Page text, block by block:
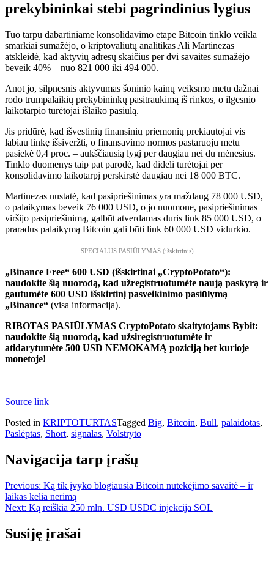
prekybininkai stebi pagrindinius lygius
Tuo tarpu dabartiniame konsolidavimo etape Bitcoin tinklo veikla
smarkiai sumažėjo, o kriptovaliutų analitikas Ali Martinezas
atskleidė, kad aktyvių adresų skaičius per dvi savaites sumažėjo
beveik 40% – nuo ​​821 000 iki 494 000.
Anot jo, silpnesnis aktyvumas šoninio kainų veiksmo metu dažnai
rodo trumpalaikių prekybininkų pasitraukimą iš rinkos, o ilgesnio
laikotarpio turėtojai išlaiko pasiūlą.
Jis pridūrė, kad išvestinių finansinių priemonių prekiautojai vis
labiau linkę išsiveržti, o finansavimo normos pastaruoju metu
pasiekė 0,4 proc. – aukščiausią lygį per daugiau nei du mėnesius.
Tinklo duomenys taip pat parodė, kad dideli turėtojai per
konsolidavimo laikotarpį perskirstė daugiau nei 18 000 BTC.
Martinezas nustatė, kad pasipriešinimas yra maždaug 78 000 USD,
o palaikymas beveik 76 000 USD, o jo nuomone, pasipriešinimas
viršijo pasipriešinimą, galbūt atverdamas duris link 85 000 USD, o
praradus palaikymą Bitcoin gali būti link 60 000 USD vidurkio.
SPECIALUS PASIŪLYMAS (išskirtinis)
„Binance Free“ 600 USD (išskirtinai „CryptoPotato“):
naudokite šią nuorodą, kad užregistruotumėte naują paskyrą ir
gautumėte 600 USD išskirtinį pasveikinimo pasiūlymą
„Binance“ (visa informacija).
RIBOTAS PASIŪLYMAS CryptoPotato skaitytojams Bybit:
naudokite šią nuorodą, kad užsiregistruotumėte ir
atidarytumėte 500 USD NEMOKAMĄ poziciją bet kurioje
monetoje!
Source link
Posted in KRIPTOTURTASTagged Big, Bitcoin, Bull, palaidotas,
Paslėptas, Short, signalas, Volstryto
Navigacija tarp įrašų
Previous: Ką tik įvyko blogiausia Bitcoin nutekėjimo savaitė – ir
laikas kelia nerimą
Next: Ką reiškia 250 mln. USD USDC injekcija SOL
Susiję įrašai